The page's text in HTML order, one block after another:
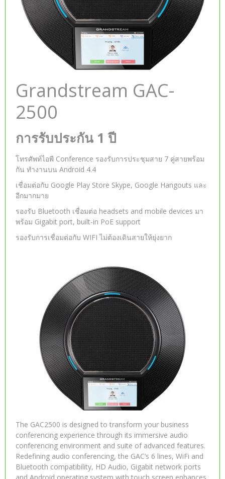
Grandstream GAC-
2500
การรับประกัน 1 ปี
โทรศัพท์ไอพี Conference รองรับการประชุมสาย 7 คู่สายพร้อม
กัน ทำงานบน Android 4.4
เชื่อมต่อกับ Google Play Store Skype, Google Hangouts และ
อีกมากมาย
รองรับ Bluetooth เชื่อมต่อ headsets and mobile devices มา
พร้อม Gigabit port, built-in PoE support
รองรับการเชื่อมต่อกับ WIFI ไม่ต้องเดินสายให้ยุ่งยาก
The GAC2500 is designed to transform your business
conferencing experience through its immersive audio
conferencing environment and suite of advanced features.
Redefining audio conferencing, the GAC’s 6 lines, WiFi and
Bluetooth compatibility, HD Audio, Gigabit network ports